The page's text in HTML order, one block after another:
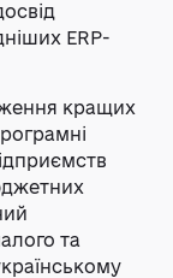
ERP-
кращих
та